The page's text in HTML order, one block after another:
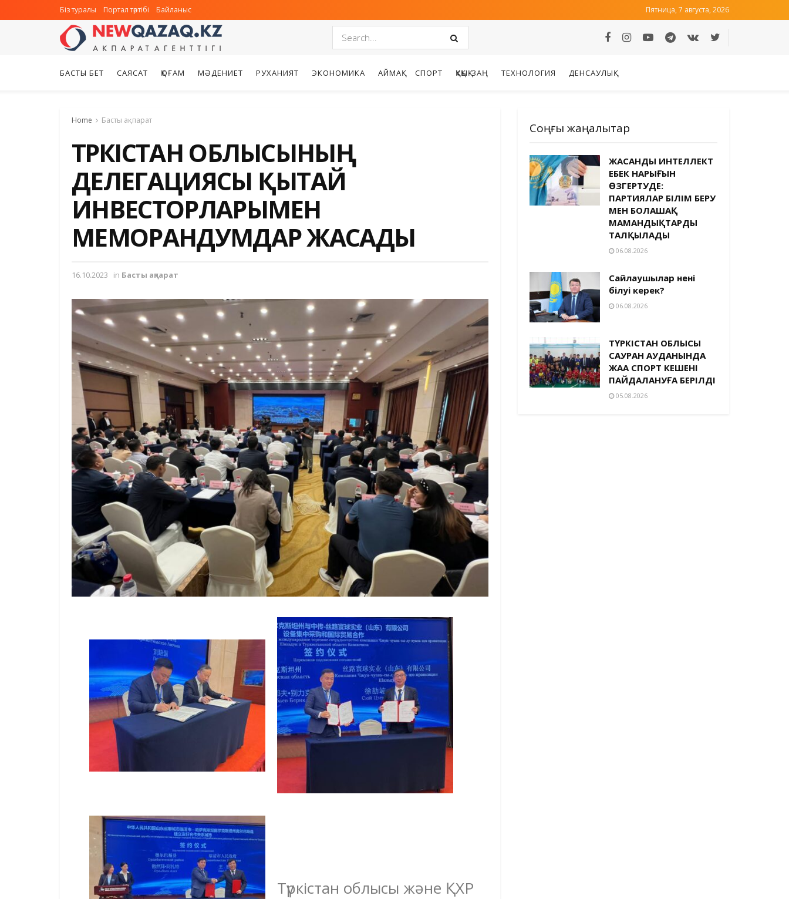
Біз туралы Портал тәртібі Байланыс Пятница, 7 августа, 2026
БАСТЫ БЕТ САЯСАТ ҚОҒАМ МӘДЕНИЕТ РУХАНИЯТ ЭКОНОМИКА АЙМАҚ СПОРТ ҚҰҚЫҚ-ЗАҢ ТЕХНОЛОГИЯ ДЕНСАУЛЫҚ
Home Басты ақпарат
ТҮРКІСТАН ОБЛЫСЫНЫҢ
ДЕЛЕГАЦИЯСЫ ҚЫТАЙ
ИНВЕСТОРЛАРЫМЕН
МЕМОРАНДУМДАР ЖАСАДЫ
16.10.2023 in Басты ақпарат
Түркістан облысы және ҚХР
Соңғы жаңалықтар
ЖАСАНДЫ ИНТЕЛЛЕКТ
ЕҢБЕК НАРЫҒЫН
ӨЗГЕРТУДЕ:
ПАРТИЯЛАР БІЛІМ БЕРУ
МЕН БОЛАШАҚ
МАМАНДЫҚТАРДЫ
ТАЛҚЫЛАДЫ
06.08.2026
Сайлаушылар нені
білуі керек?
06.08.2026
ТҮРКІСТАН ОБЛЫСЫ
САУРАН АУДАНЫНДА
ЖАҢА СПОРТ КЕШЕНІ
ПАЙДАЛАНУҒА БЕРІЛДІ
05.08.2026